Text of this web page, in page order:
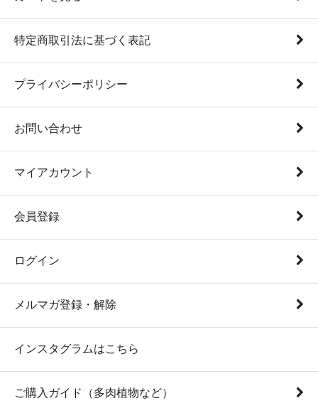
特定商取引法に基づく表記
プライバシーポリシー
お問い合わせ
マイアカウント
会員登録
ログイン
メルマガ登録・解除
インスタグラムはこちら
ご購入ガイド（多肉植物など）